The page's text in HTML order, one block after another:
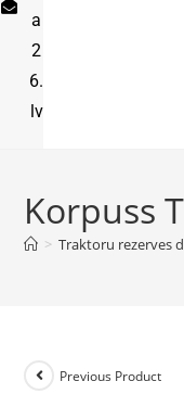
a
2
6.
lv
Korpuss
> Traktoru rezerves
Previous Product